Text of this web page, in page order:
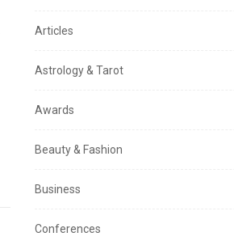
Articles
Astrology & Tarot
Awards
Beauty & Fashion
Business
Conferences